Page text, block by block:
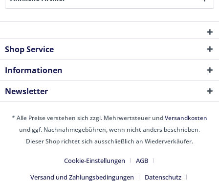
Shop Service
Informationen
Newsletter
* Alle Preise verstehen sich zzgl. Mehrwertsteuer undVersandkosten
und ggf. Nachnahmegebühren, wenn nicht anders beschrieben.
Dieser Shop richtet sich ausschließlich an Wiederverkäufer.
Cookie-Einstellungen
AGB
Versand und Zahlungsbedingungen
Datenschutz